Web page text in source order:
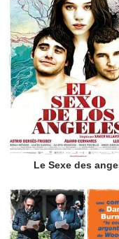
Le Sexe des